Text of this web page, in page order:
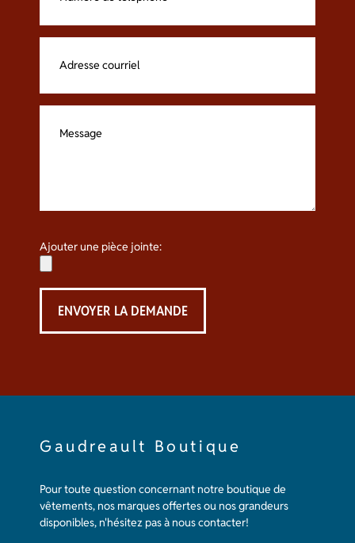
Ajouter une pièce jointe:
Gaudreault Boutique
Pour toute question concernant notre boutique de
vêtements, nos marques offertes ou nos grandeurs
disponibles, n'hésitez pas à nous contacter!